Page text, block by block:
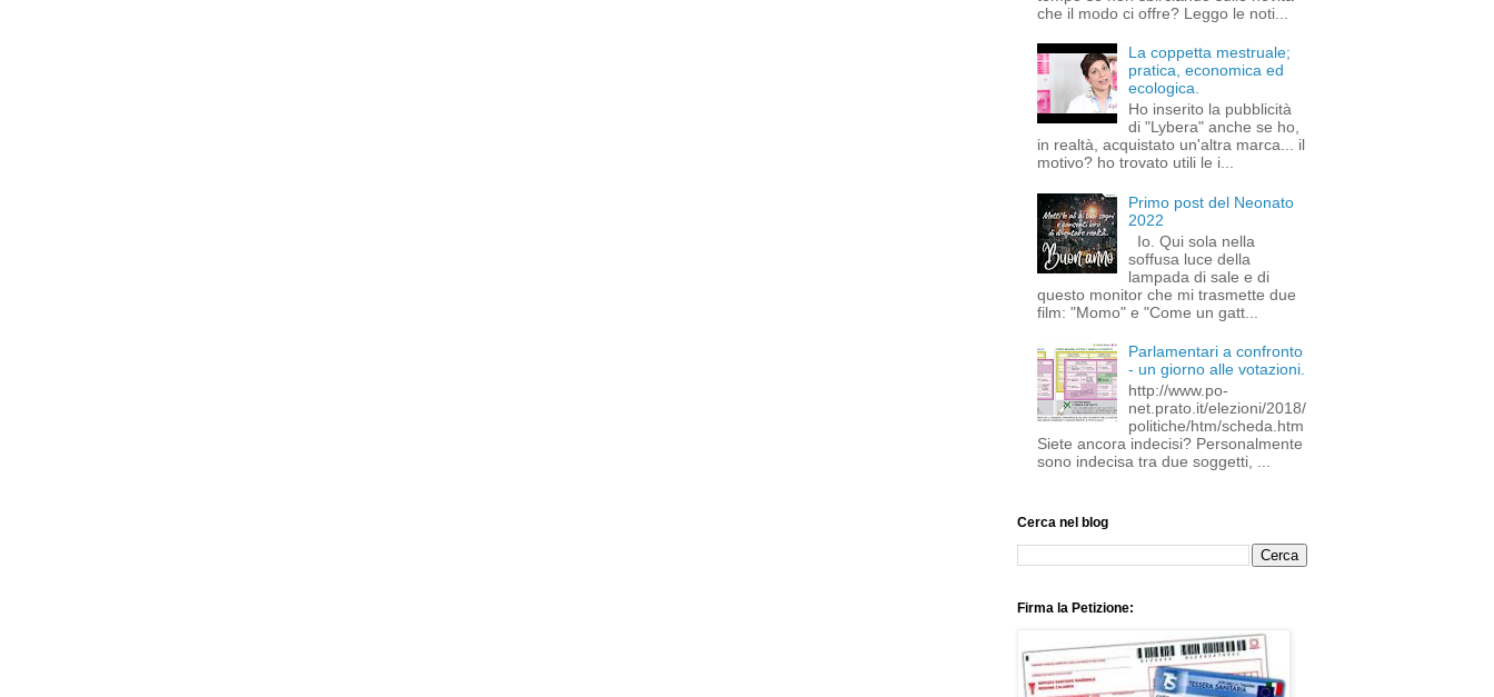
che il modo ci offre? Leggo le noti...
La coppetta mestruale;
pratica, economica ed
ecologica.
Ho inserito la pubblicità
di "Lybera" anche se ho,
in realtà, acquistato un'altra marca... il
motivo? ho trovato utili le i...
Primo post del Neonato
2022
Io. Qui sola nella
soffusa luce della
lampada di sale e di
questo monitor che mi trasmette due
film: "Momo" e "Come un gatt...
Parlamentari a confronto
- un giorno alle votazioni.
http://www.po-
net.prato.it/elezioni/2018/
politiche/htm/scheda.htm
Siete ancora indecisi? Personalmente
sono indecisa tra due soggetti, ...
Cerca nel blog
Firma la Petizione: